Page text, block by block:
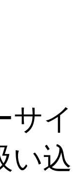
サイ
い込